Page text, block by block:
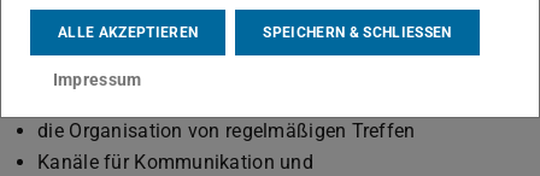
oder Lösungen austauschen und gemeinsam an
TUdata unterstützt das
die Organisation von regelmäßigen Treffen
Kanäle für Kommunikation und
ALLE AKZEPTIEREN SPEICHERN & SCHLIESSEN
Impressum